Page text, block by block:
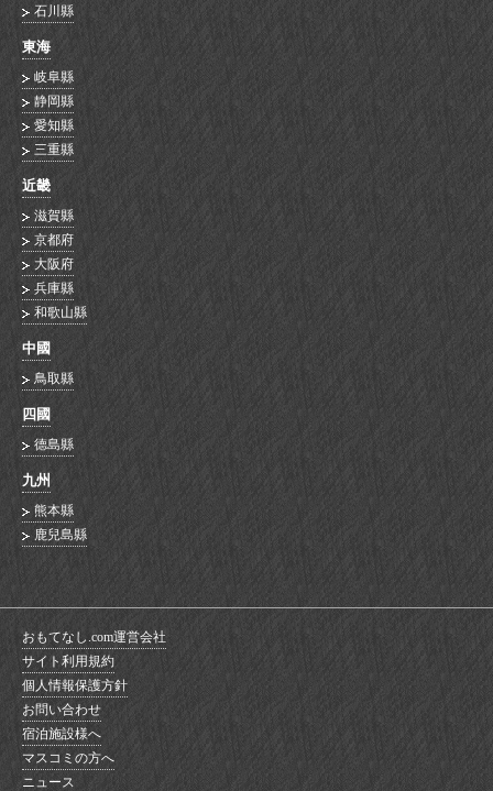
石川縣
東海
岐阜縣
静岡縣
愛知縣
三重縣
近畿
滋賀縣
京都府
大阪府
兵庫縣
和歌山縣
中國
鳥取縣
四國
德島縣
九州
熊本縣
鹿兒島縣
おもてなし.com運営会社
サイト利用規約
個人情報保護方針
お問い合わせ
宿泊施設様へ
マスコミの方へ
ニュース